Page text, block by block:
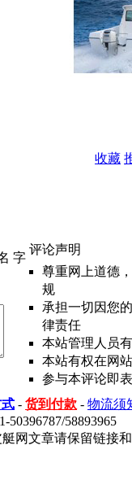
收藏
字
评论声明
尊重网上道德
规
承担一切因您
律责任
本站管理人员
本站有权在网
参与本评论即
- 货到付款 - 物流须
58893965
网文章请保留链接